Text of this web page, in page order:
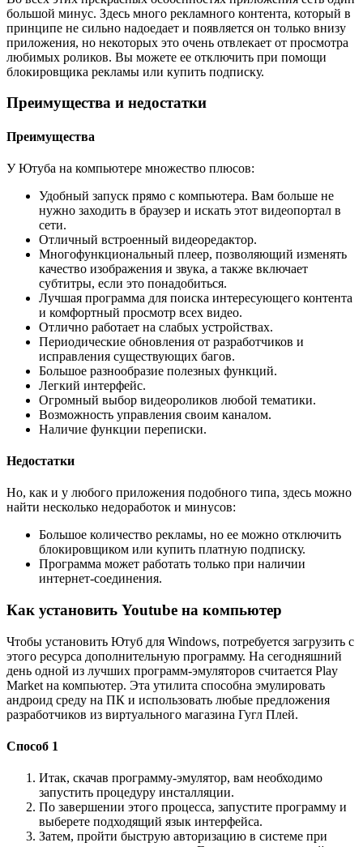
большой минус. Здесь много рекламного контента, который в
принципе не сильно надоедает и появляется он только внизу
приложения, но некоторых это очень отвлекает от просмотра
любимых роликов. Вы можете ее отключить при помощи
блокировщика рекламы или купить подписку.
Преимущества и недостатки
Преимущества
У Ютуба на компьютере множество плюсов:
Удобный запуск прямо с компьютера. Вам больше не
нужно заходить в браузер и искать этот видеопортал в
сети.
Отличный встроенный видеоредактор.
Многофункциональный плеер, позволяющий изменять
качество изображения и звука, а также включает
субтитры, если это понадобиться.
Лучшая программа для поиска интересующего контента
и комфортный просмотр всех видео.
Отлично работает на слабых устройствах.
Периодические обновления от разработчиков и
исправления существующих багов.
Большое разнообразие полезных функций.
Легкий интерфейс.
Огромный выбор видеороликов любой тематики.
Возможность управления своим каналом.
Наличие функции переписки.
Недостатки
Но, как и у любого приложения подобного типа, здесь можно
найти несколько недоработок и минусов:
Большое количество рекламы, но ее можно отключить
блокировщиком или купить платную подписку.
Программа может работать только при наличии
интернет-соединения.
Как установить Youtube на компьютер
Чтобы установить Ютуб для Windows, потребуется загрузить с
этого ресурса дополнительную программу. На сегодняшний
день одной из лучших программ-эмуляторов считается Play
Market на компьютер. Эта утилита способна эмулировать
андроид среду на ПК и использовать любые предложения
разработчиков из виртуального магазина Гугл Плей.
Способ 1
Итак, скачав программу-эмулятор, вам необходимо
запустить процедуру инсталляции.
По завершении этого процесса, запустите программу и
выберете подходящий язык интерфейса.
Затем, пройти быструю авторизацию в системе при